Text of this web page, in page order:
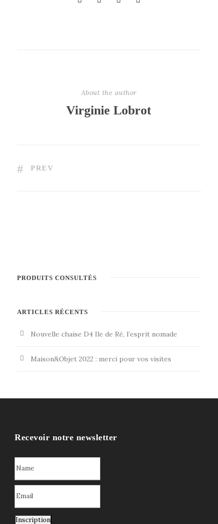
About the author
Virginie Lobrot
PREV
PRODUITS CONSULTÉS
ARTICLES RÉCENTS
Nouvelle chaise D4 Ile de Ré, l’esprit nomade
Maison&Objet 2022 : merci pour vos visites
Recevoir notre newsletter
Inscription